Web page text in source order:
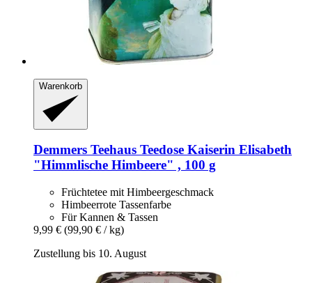
Warenkorb
Demmers Teehaus Teedose Kaiserin Elisabeth
"Himmlische Himbeere" , 100 g
Früchtetee mit Himbeergeschmack
Himbeerrote Tassenfarbe
Für Kannen & Tassen
9,99 € (99,90 € / kg)
Zustellung bis 10. August